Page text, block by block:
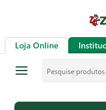
Loja Online